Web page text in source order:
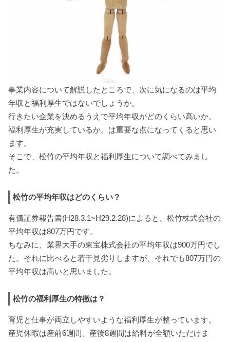
事業内容について解説したところで、次に気になるのは平均
年収と福利厚生ではないでしょうか。
行きたい企業を決めるうえで平均年収がどのくらい高いか。
福利厚生が充実しているか。は重要な点になってくると思い
ます。
そこで、松竹の平均年収と福利厚生について調べてみまし
た。
松竹の平均年収はどのくらい？
有価証券報告書(H28.3.1~H29.2.28)によると、松竹株式会社の
平均年収は807万円です。
ちなみに、業界大手の東宝株式会社の平均年収は900万円でし
た。それに比べると若干見劣りしますが、それでも807万円の
平均年収は高いと思いました。
松竹の福利厚生の特徴は？
育児と仕事が両立しやすいような福利厚生が整っています。
産児休暇は産前6週間、産後8週間は給料が全額いただけま